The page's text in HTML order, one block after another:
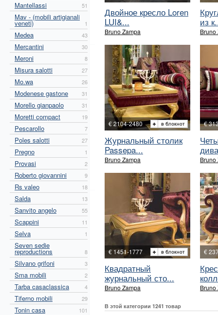
Mantellassi 51
Mav - (mobili artigianali
veneti) 1
Medea 43
Mercantini 30
Meroni 8
Misura salotti 27
Mo.wa 26
Modenese gastone 31
Morello gianpaolo 31
Moretti compact 19
Pescarollo 7
Poles salotti 27
Pregno 1
Provasi 2
Roberto giovannini 9
Rs valeo 18
Salda 13
Sanvito angelo 55
Scappini 11
Selva 1
Seven sedie
reproductions 8
Silvano grifoni 3
Sma mobili 2
Tarba casaclassica 4
Tiferno mobili 29
Tonin casa 101
Двойное кресло Loren
LUI&...
Bruno Zampa
из
Bruno
€ 2104-2480
Журнальный столик
Passepa...
Bruno Zampa
€
Bruno
€ 1451-1777
Квадратный
журнальный сто...
Bruno Zampa
€
Bruno
В этой категории 1241 товар